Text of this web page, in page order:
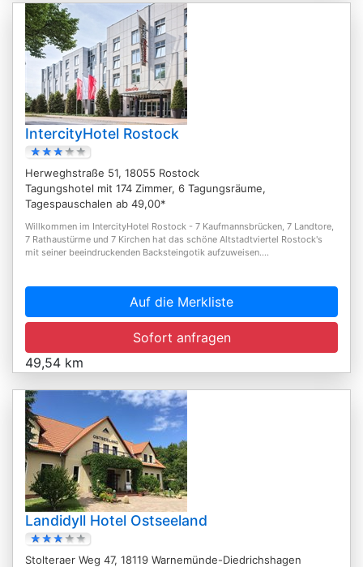
IntercityHotel Rostock
Herweghstraße 51, 18055 Rostock
Tagungshotel mit 174 Zimmer, 6 Tagungsräume,
Tagespauschalen ab 49,00*
Willkommen im IntercityHotel Rostock - 7 Kaufmannsbrücken, 7 Landtore,
7 Rathaustürme und 7 Kirchen hat das schöne Altstadtviertel Rostock's
mit seiner beeindruckenden Backsteingotik aufzuweisen....
Auf die Merkliste
Sofort anfragen
49,54 km
Landidyll Hotel Ostseeland
Stolteraer Weg 47, 18119 Warnemünde-Diedrichshagen